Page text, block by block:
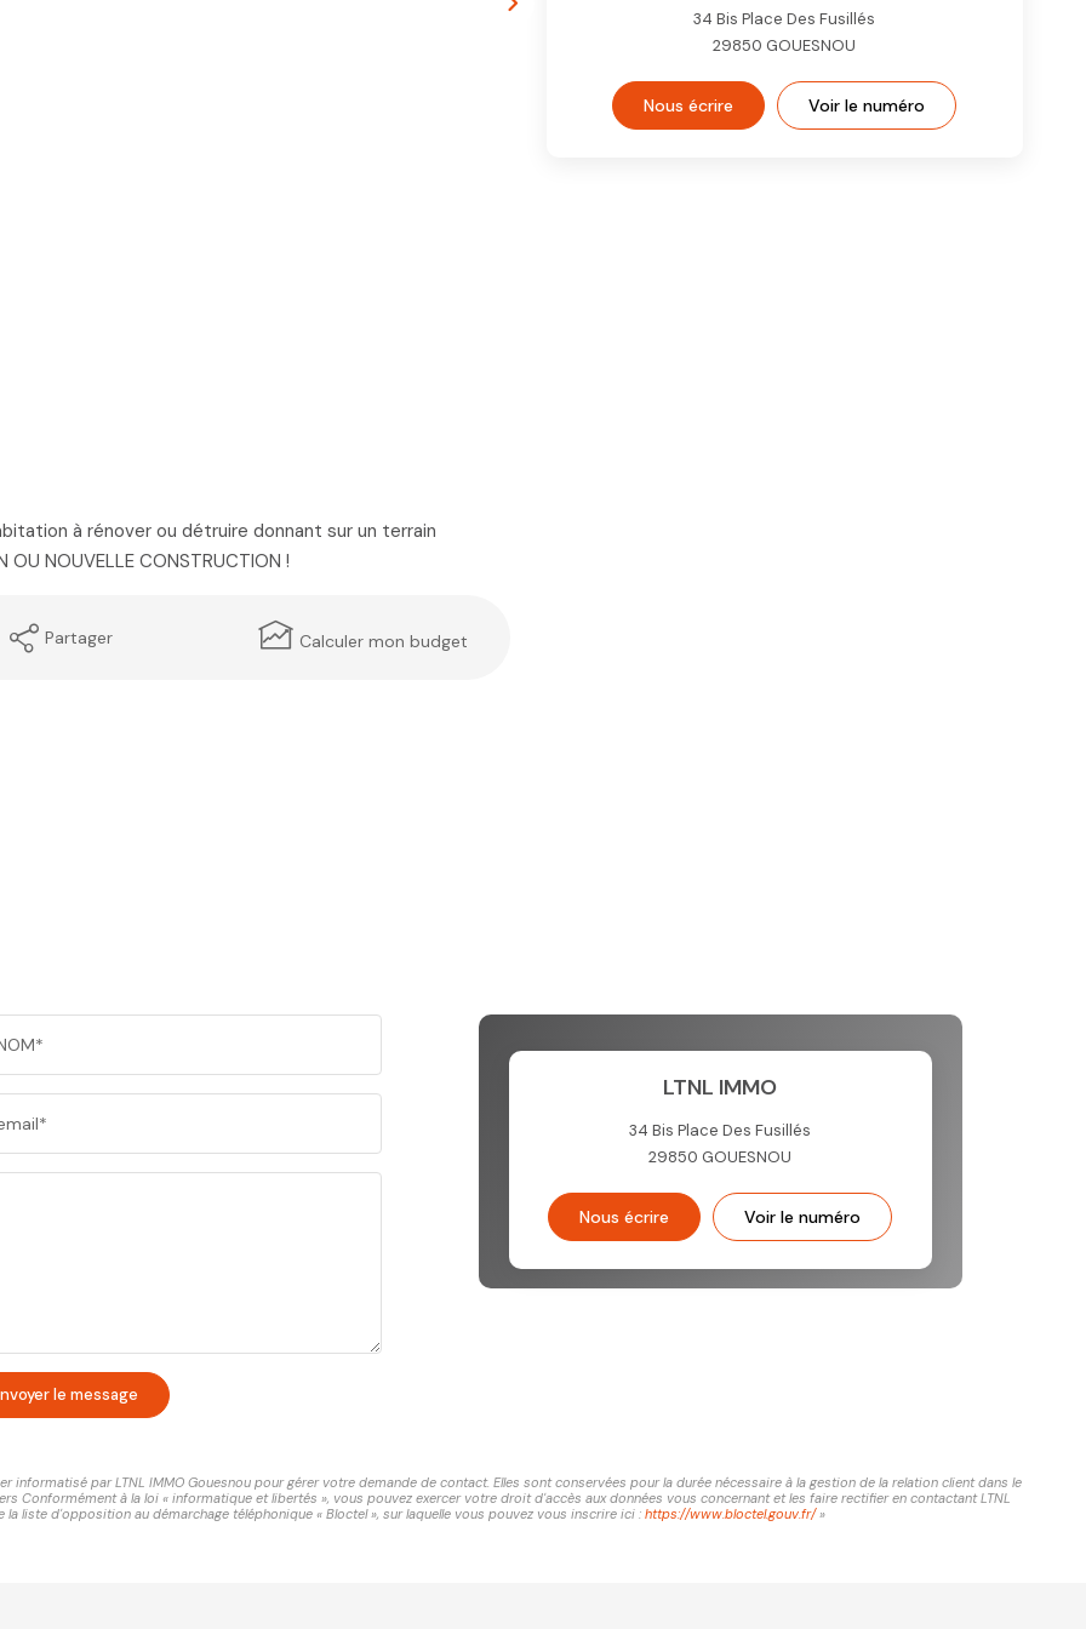
à rénover ou détruire donnant sur un terrain
NOUVELLE CONSTRUCTION !
Partager Calculer mon budget
34 Bis Place Des Fusillés
29850 GOUESNOU
Nous écrire Voir le numéro
le message
LTNL IMMO
34 Bis Place Des Fusillés
29850 GOUESNOU
Nous écrire Voir le numéro
par LTNL IMMO Gouesnou pour gérer votre demande de contact. Elles sont conservées pour la durée nécessaire à la gestion de la relation client dans le
Conformément à la loi « informatique et libertés », vous pouvez exercer votre droit d'accès aux données vous concernant et les faire rectifier en contactant LTNL
liste d'opposition au démarchage téléphonique « Bloctel », sur laquelle vous pouvez vous inscrire ici : https://www.bloctel.gouv.fr/»